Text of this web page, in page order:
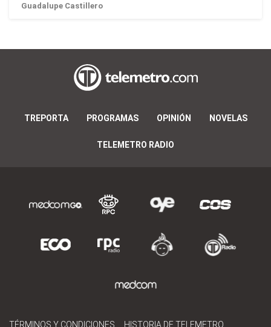
Guadalupe Castillero
TREPORTA PROGRAMAS OPINIÓN NOVELAS
TELEMETRO RADIO
TÉRMINOS Y CONDICIONES HISTORIA DE TELEMETRO